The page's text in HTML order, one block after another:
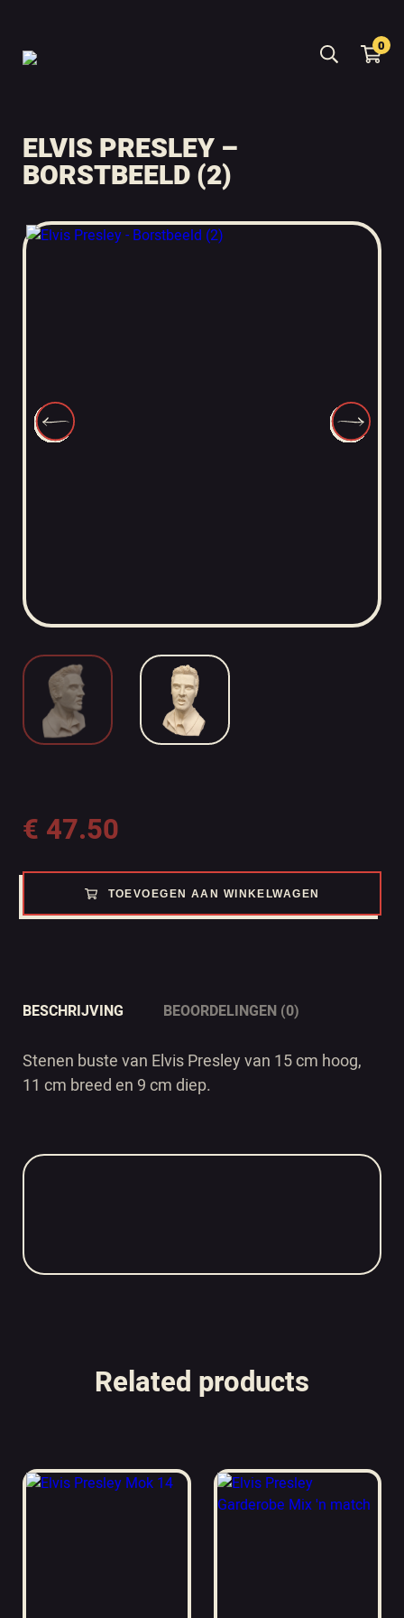
0
ELVIS PRESLEY –
BORSTBEELD (2)
€ 47.50
TOEVOEGEN AAN WINKELWAGEN
BESCHRIJVING BEOORDELINGEN (0)
Stenen buste van Elvis Presley van 15 cm hoog,
11 cm breed en 9 cm diep.
Related products